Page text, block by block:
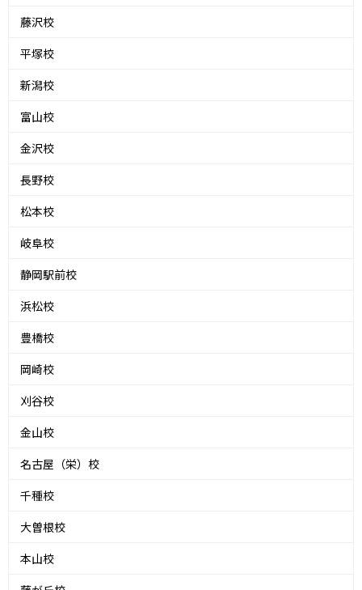
藤沢校
平塚校
新潟校
富山校
金沢校
長野校
松本校
岐阜校
静岡駅前校
浜松校
豊橋校
岡崎校
刈谷校
金山校
名古屋（栄）校
千種校
大曽根校
本山校